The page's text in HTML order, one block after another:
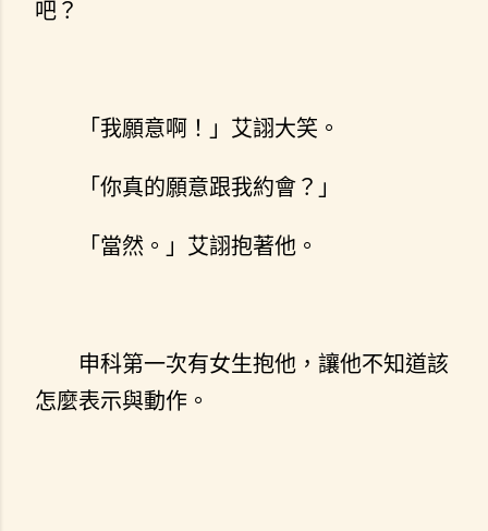
吧？
「我願意啊！」艾詡大笑。
「你真的願意跟我約會？」
「當然。」艾詡抱著他。
申科第一次有女生抱他，讓他不知道該
怎麼表示與動作。